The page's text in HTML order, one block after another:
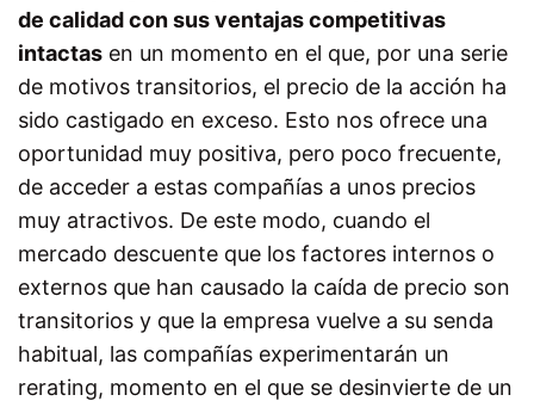
de calidad con sus ventajas competitivas
intactas en un momento en el que, por una serie
de motivos transitorios, el precio de la acción ha
sido castigado en exceso. Esto nos ofrece una
oportunidad muy positiva, pero poco frecuente,
de acceder a estas compañías a unos precios
muy atractivos. De este modo, cuando el
mercado descuente que los factores internos o
externos que han causado la caída de precio son
transitorios y que la empresa vuelve a su senda
habitual, las compañías experimentarán un
rerating, momento en el que se desinvierte de un